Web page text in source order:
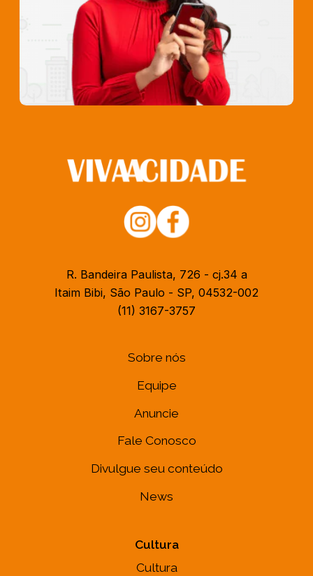
R. Bandeira Paulista, 726 - cj.34 a
Itaim Bibi, São Paulo - SP, 04532-002
(11) 3167-3757
Sobre nós
Equipe
Anuncie
Fale Conosco
Divulgue seu conteúdo
News
Cultura
Cultura